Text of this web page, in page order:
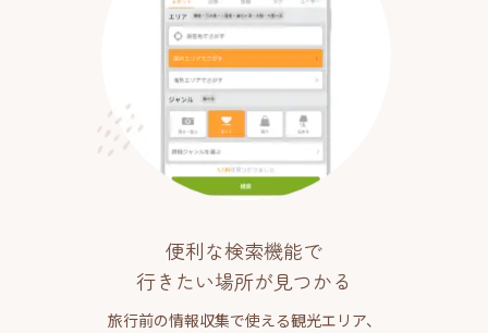
便利な検索機能で
行きたい場所が見つかる
旅行前の情報収集で使える観光エリア、